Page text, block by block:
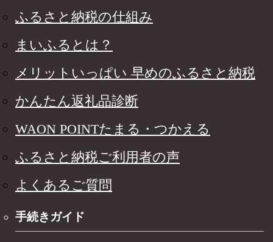
ふるさと納税の仕組み
まいふるとは？
メリットいっぱい 早めのふるさと納税
かんたん返礼品診断
WAON POINTたまる・つかえる
ふるさと納税ご利用者の声
よくあるご質問
手続きガイド